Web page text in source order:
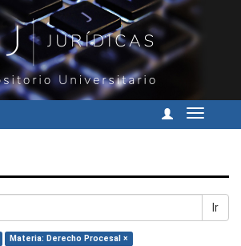
Cambiar
Ir
Materia: Derecho Procesal ×